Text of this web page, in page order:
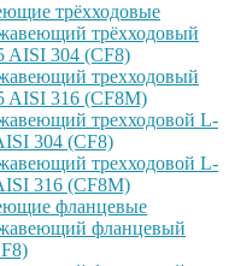
трёхходовые
трёхходовый
AISI 304 (CF8)
трехходовый
AISI 316 (CF8M)
трехходовой L-
304 (CF8)
трехходовой L-
316 (CF8M)
фланцевые
фланцевый